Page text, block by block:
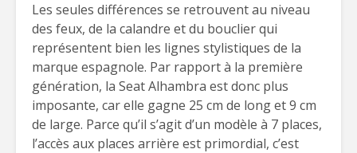
Les seules différences se retrouvent au niveau
des feux, de la calandre et du bouclier qui
représentent bien les lignes stylistiques de la
marque espagnole. Par rapport à la première
génération, la Seat Alhambra est donc plus
imposante, car elle gagne 25 cm de long et 9 cm
de large. Parce qu’il s’agit d’un modèle à 7 places,
l’accès aux places arrière est primordial, c’est